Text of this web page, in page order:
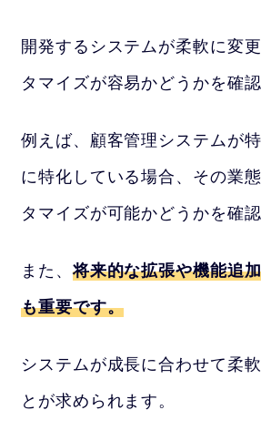
開発するシステムが柔軟に変
タマイズが容易かどうかを確認
例えば、顧客管理システムが
に特化している場合、その業
タマイズが可能かどうかを確認
また、将来的な拡張や機能追
も重要です。
システムが成長に合わせて柔
とが求められます。